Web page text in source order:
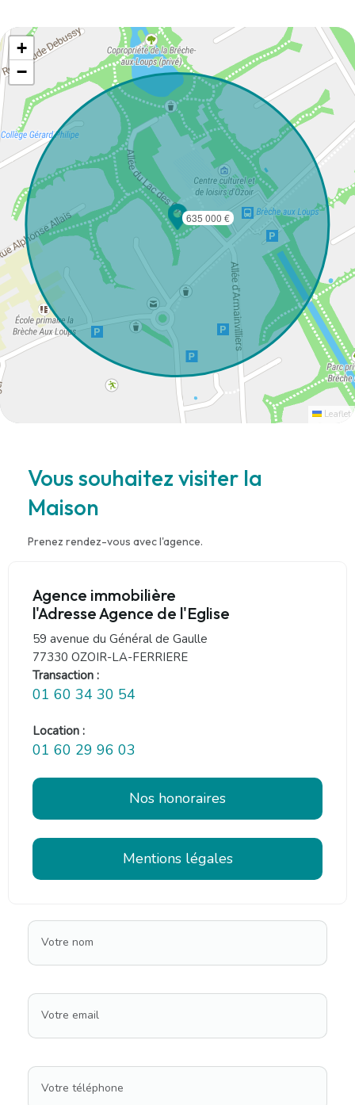
635 000 €
+
−
Leaflet
Vous souhaitez visiter la
Maison
Prenez rendez-vous avec l'agence.
Agence immobilière
l'Adresse Agence de l'Eglise
59 avenue du Général de Gaulle
77330 OZOIR-LA-FERRIERE
Transaction :
01 60 34 30 54
Location :
01 60 29 96 03
Nos honoraires
Mentions légales
Votre nom
Votre email
Votre téléphone